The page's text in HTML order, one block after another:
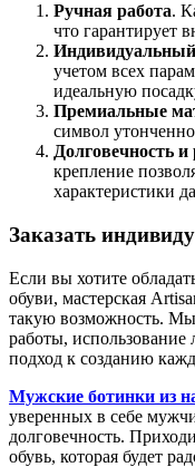
Ручная работа.
что гарантирует
Индивидуальный
учетом всех
идеальную
Премиальные
символ
Долговечность
крепление
характеристики
Заказать
Если вы хотите
обуви, мастерская
такую возможность. Мы
работы,
подход к созданию
Мужские ботинки из
уверенных в себе
долговечность.
обувь, которая будет